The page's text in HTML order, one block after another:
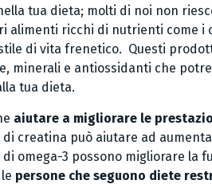
tua dieta; molti di noi non
alimenti ricchi di nutrienti come i
di vita frenetico. Questi
minerali e antiossidanti che
tua dieta.
aiutare a migliorare le
di creatina può aiutare ad
omega-3 possono migliorare la
persone che seguono diete